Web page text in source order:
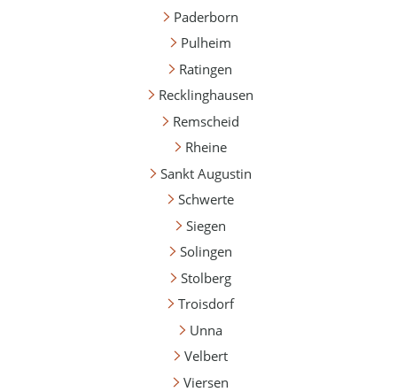
Paderborn
Pulheim
Ratingen
Recklinghausen
Remscheid
Rheine
Sankt Augustin
Schwerte
Siegen
Solingen
Stolberg
Troisdorf
Unna
Velbert
Viersen